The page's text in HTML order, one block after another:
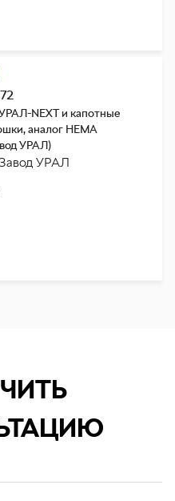
NEXT и капотные
аналог HEMA
УРАЛ)
УРАЛ